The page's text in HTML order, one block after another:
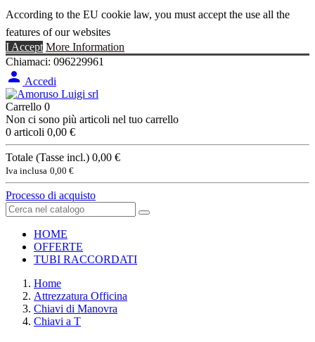
According to the EU cookie law, you must accept the use all the
features of our websites
I Accept More Information
Chiamaci: 096229961
 Accedi
Carrello 0
Non ci sono più articoli nel tuo carrello
0 articoli 0,00 €
Totale (Tasse incl.) 0,00 €
Iva inclusa 0,00 €
Processo di acquisto
HOME
OFFERTE
TUBI RACCORDATI
Home
Attrezzatura Officina
Chiavi di Manovra
Chiavi a T